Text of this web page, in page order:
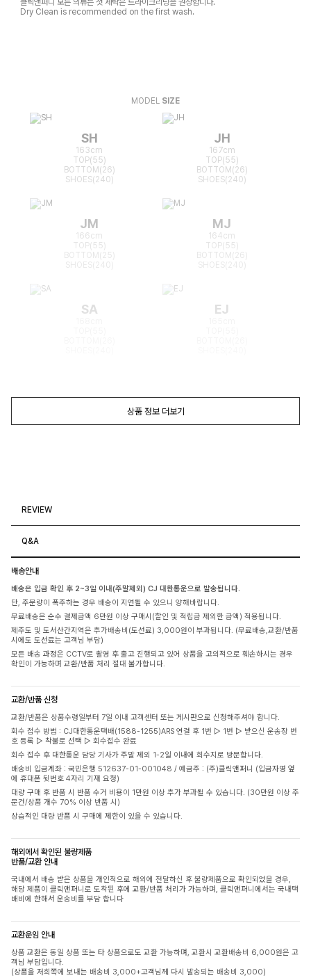
Dry Clean is recommended on the first wash.
MODEL SIZE
SH
163cm
TOP(55)
BOTTOM(26)
SHOES(240)
JH
167cm
TOP(55)
BOTTOM(26)
SHOES(240)
JM
166cm
TOP(55)
BOTTOM(25)
MJ
164cm
TOP(55)
BOTTOM(26)
SA EJ
상품 정보 더보기
REVIEW
Q&A
배송안내
배송은 입금 확인 후 2~3일 이내(주말제외) CJ 대한통운으로 발송됩니다.
단, 주문량이 폭주하는 경우 배송이 지연될 수 있으니 양해바랍니다.
무료배송은 순수 결제금액 6만원 이상 구매시(할인 및 적립금 제외한 금액) 적용됩니다.
제주도 및 도서산간지역은 추가배송비(도선료) 3,000원이 부과됩니다. (무료배송,교환/반품
시에도 도선료는 고객님 부담)
모든 배송 과정은 CCTV로 촬영 후 출고 진행되고 있어 상품을 고의적으로 훼손하시는 경우
확인이 가능하며 교환/반품 처리 절대 불가합니다.
교환/반품 신청
교환/반품은 상품수령일부터 7일 이내 고객센터 또는 게시판으로 신청해주셔야 합니다.
회수 접수 방법 : CJ대한통운택배(1588-1255)ARS 연결 후 1번 ▷ 1번 ▷ 받으신 운송장 번
호 등록 ▷ 착불로 선택 ▷ 회수접수 완료
회수 접수 후 대한통운 담당 기사가 주말 제외 1-2일 이내에 회수지로 방문합니다.
배송비 입금계좌 : 국민은행 512637-01-001048 / 예금주 : (주)클릭앤퍼니 (입금자명 옆
에 휴대폰 뒷번호 4자리 기재 요청)
대량 구매 후 반품 시 반품 수거 비용이 1만원 이상 추가 부과될 수 있습니다. (30만원 이상 주
문건/상품 개수 70% 이상 반품 시)
상습적인 대량 반품 시 구매에 제한이 있을 수 있습니다.
해외에서 확인된 불량제품
반품/교환 안내
국내에서 배송 받은 상품을 개인적으로 해외에 전달하신 후 불량제품으로 확인되었을 경우,
해당 제품이 클릭앤퍼니로 도착된 후에 교환/반품 처리가 가능하며, 클릭앤퍼니에서는 국내택
배비에 한해서 운송비를 부담 합니다
교환운임 안내
상품 교환은 동일 상품 또는 타 상품으로도 교환 가능하며, 교환시 교환배송비 6,000원은 고
객님 부담입니다.
(상품을 저희쪽에 보내는 배송비 3,000+고객님께 다시 발송되는 배송비 3,000)